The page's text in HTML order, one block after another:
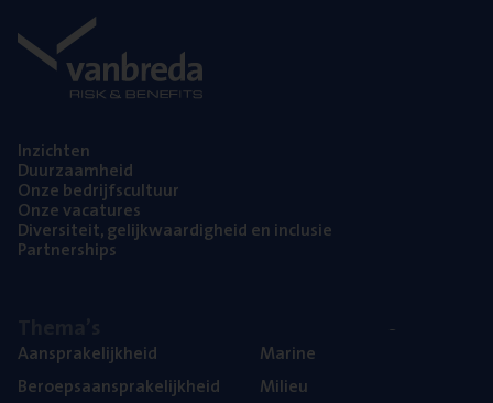
Inzich­ten
Duur­zaam­heid
Onze bedrijfs­cul­tuur
Onze vaca­tu­res
Diver­si­teit, gelijk­waar­dig­heid en inclusie
Part­ner­ships
Aan­spra­ke­lijk­heid
Beroeps­aan­spra­ke­lijk­heid
Mari­ne
Mili­eu